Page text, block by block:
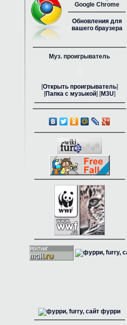
Google Chrome
Обновления для
вашего браузера
Муз. проигрыватель
[Открыть проигрыватель]
[Папка с музыкой] [M3U]